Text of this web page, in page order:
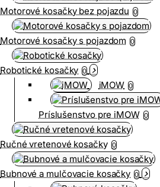
Motorové kosačky bez pojazdu 0
Motorové kosačky s pojazdom 0
Robotické kosačky 0
iMOW 0
Príslušenstvo pre iMOW 0
Ručné vretenové kosačky 0
Bubnové a mulčovacie kosačky 0